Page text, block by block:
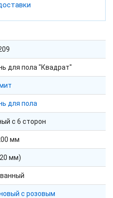
для пола "Квадрат"
для пола
с 6 сторон
мм
мм)
с розовым